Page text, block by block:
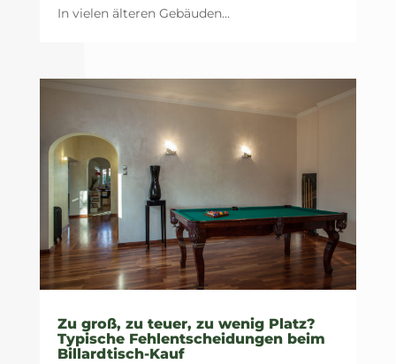
In vielen älteren Gebäuden...
Zu groß, zu teuer, zu wenig Platz?
Typische Fehlentscheidungen beim
Billardtisch-Kauf